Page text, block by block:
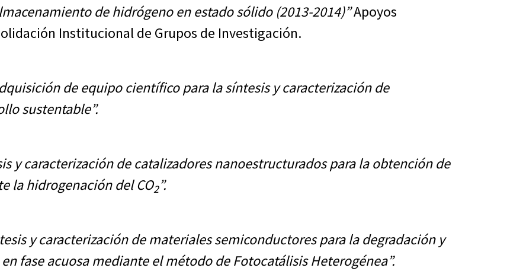
de hidrógeno en estado sólido(2013-2014)”Apoyos
Institucional de Grupos de Investigación.
de equipo científico para la síntesis y caracterización de
sustentable”.
y caracterización de catalizadores nanoestructurados para la obtención de
la hidrogenación del CO2”.
y caracterización de materiales semiconductores para la degradación y
fase acuosa mediante el método de Fotocatálisis Heterogénea”.